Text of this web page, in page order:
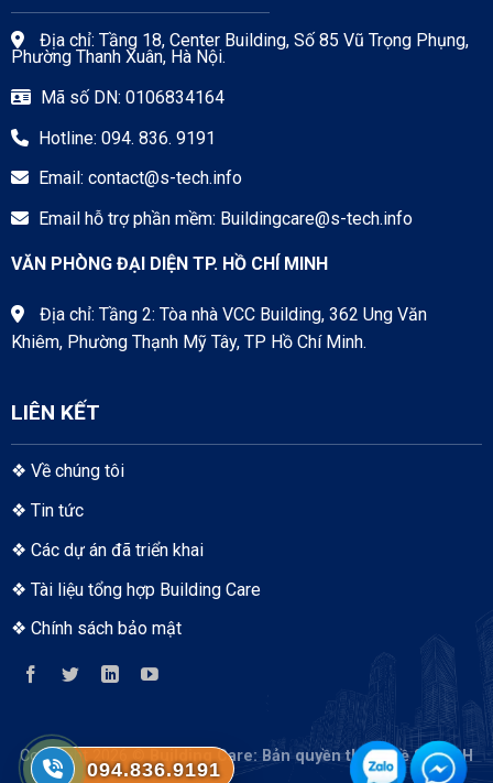
Địa chỉ: Tầng 18, Center Building, Số 85 Vũ Trọng Phụng,
Phường Thanh Xuân, Hà Nội.
Mã số DN: 0106834164
Hotline: 094. 836. 9191
Email: contact@s-tech.info
Email hỗ trợ phần mềm: Buildingcare@s-tech.info
VĂN PHÒNG ĐẠI DIỆN TP. HỒ CHÍ MINH
Địa chỉ: Tầng 2: Tòa nhà VCC Building, 362 Ung Văn
Khiêm, Phường Thạnh Mỹ Tây, TP Hồ Chí Minh.
LIÊN KẾT
❖ Về chúng tôi
❖ Tin tức
❖ Các dự án đã triển khai
❖ Tài liệu tổng hợp Building Care
❖ Chính sách bảo mật
Copyright 2026 © Building Care: Bản quyền thuộc về S-TECH
094.836.9191